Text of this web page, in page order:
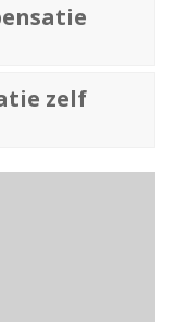
zelf